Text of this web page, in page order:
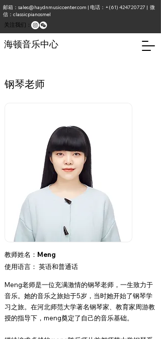
邮箱： sales@haydnmusiccenter.com | 电话：+(61) 424720727 | 微
信：classicpianosmel
​关注我们：
海顿音乐中心
​钢琴老师
教师姓名：Meng
使用语言： 英语和普通话
Meng老师是一位充满激情的钢琴老师，一生致力于
音乐。她的音乐之旅始于5岁，当时她开始了钢琴学
习之旅。在河北师范大学著名钢琴家、教育家周游教
授的指导下，meng奠定了自己的音乐基础。